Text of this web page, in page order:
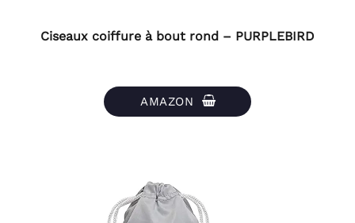
Ciseaux coiffure à bout rond – PURPLEBIRD
AMAZON